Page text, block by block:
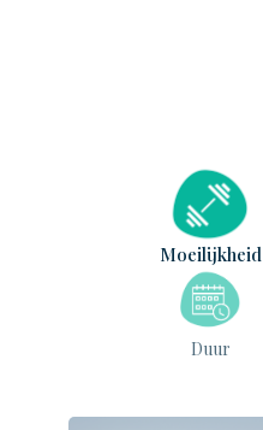
Moeilijkheid
Duur